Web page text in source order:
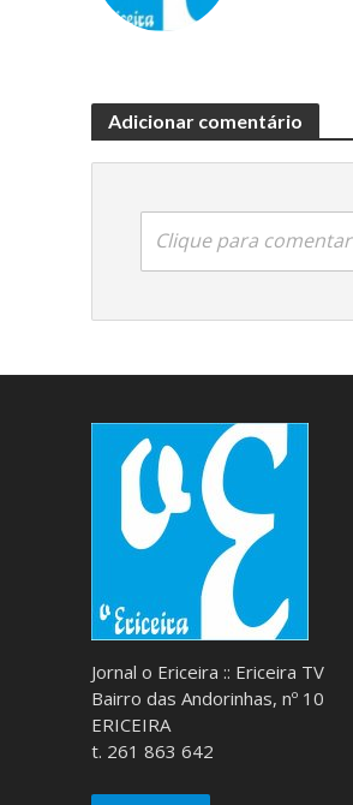
Adicionar comentário
Clique para comentar
Jornal o Ericeira :: Ericeira TV
Bairro das Andorinhas, nº 10
ERICEIRA
t. 261 863 642